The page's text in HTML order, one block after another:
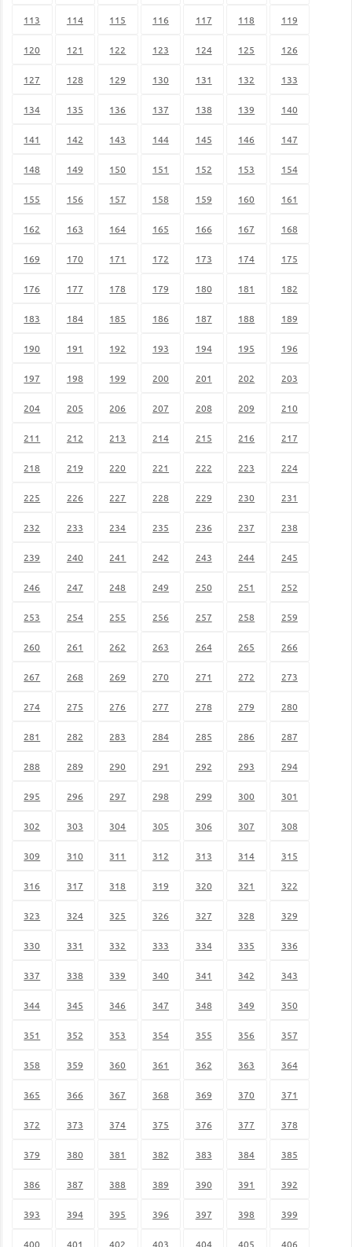
113 114 115 116 117 118 119
120 121 122 123 124 125 126
127 128 129 130 131 132 133
134 135 136 137 138 139 140
141 142 143 144 145 146 147
148 149 150 151 152 153 154
155 156 157 158 159 160 161
162 163 164 165 166 167 168
169 170 171 172 173 174 175
176 177 178 179 180 181 182
183 184 185 186 187 188 189
190 191 192 193 194 195 196
197 198 199 200 201 202 203
204 205 206 207 208 209 210
211 212 213 214 215 216 217
218 219 220 221 222 223 224
225 226 227 228 229 230 231
232 233 234 235 236 237 238
239 240 241 242 243 244 245
246 247 248 249 250 251 252
253 254 255 256 257 258 259
260 261 262 263 264 265 266
267 268 269 270 271 272 273
274 275 276 277 278 279 280
281 282 283 284 285 286 287
288 289 290 291 292 293 294
295 296 297 298 299 300 301
302 303 304 305 306 307 308
309 310 311 312 313 314 315
316 317 318 319 320 321 322
323 324 325 326 327 328 329
330 331 332 333 334 335 336
337 338 339 340 341 342 343
344 345 346 347 348 349 350
351 352 353 354 355 356 357
358 359 360 361 362 363 364
365 366 367 368 369 370 371
372 373 374 375 376 377 378
379 380 381 382 383 384 385
386 387 388 389 390 391 392
393 394 395 396 397 398 399
400 401 402 403 404 405 406